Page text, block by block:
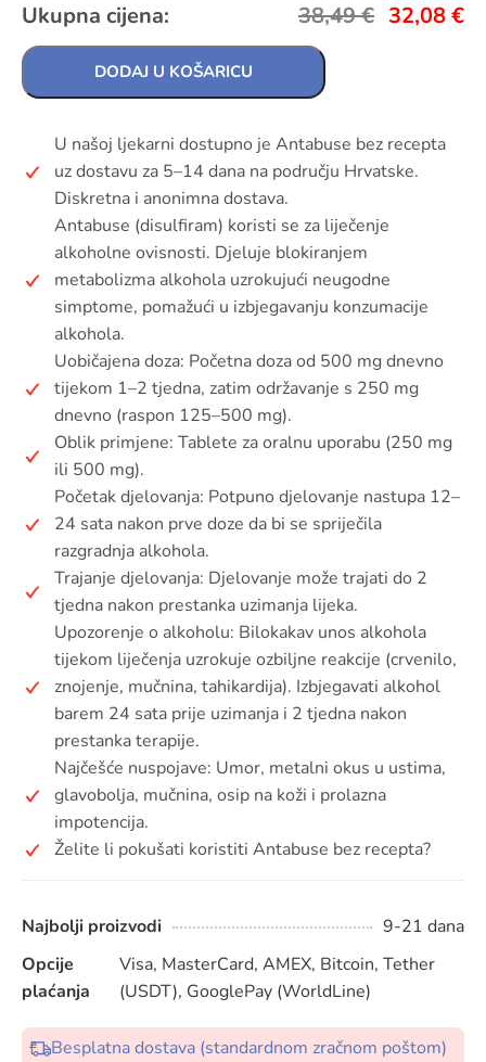
Ukupna cijena: 38,49€ 32,08€
DODAJ U KOŠARICU
U našoj ljekarni dostupno je Antabuse bez recepta
uz dostavu za 5–14 dana na području Hrvatske.
Diskretna i anonimna dostava.
Antabuse (disulfiram) koristi se za liječenje
alkoholne ovisnosti. Djeluje blokiranjem
metabolizma alkohola uzrokujući neugodne
simptome, pomažući u izbjegavanju konzumacije
alkohola.
Uobičajena doza: Početna doza od 500 mg dnevno
tijekom 1–2 tjedna, zatim održavanje s 250 mg
dnevno (raspon 125–500 mg).
Oblik primjene: Tablete za oralnu uporabu (250 mg
ili 500 mg).
Početak djelovanja: Potpuno djelovanje nastupa 12–
24 sata nakon prve doze da bi se spriječila
razgradnja alkohola.
Trajanje djelovanja: Djelovanje može trajati do 2
tjedna nakon prestanka uzimanja lijeka.
Upozorenje o alkoholu: Bilokakav unos alkohola
tijekom liječenja uzrokuje ozbiljne reakcije (crvenilo,
znojenje, mučnina, tahikardija). Izbjegavati alkohol
barem 24 sata prije uzimanja i 2 tjedna nakon
prestanka terapije.
Najčešće nuspojave: Umor, metalni okus u ustima,
glavobolja, mučnina, osip na koži i prolazna
impotencija.
Želite li pokušati koristiti Antabuse bez recepta?
Najbolji proizvodi
9-21 dana
Opcije
plaćanja
Visa, MasterCard, AMEX, Bitcoin, Tether
(USDT), GooglePay (WorldLine)
Besplatna dostava (standardnom zračnom poštom)